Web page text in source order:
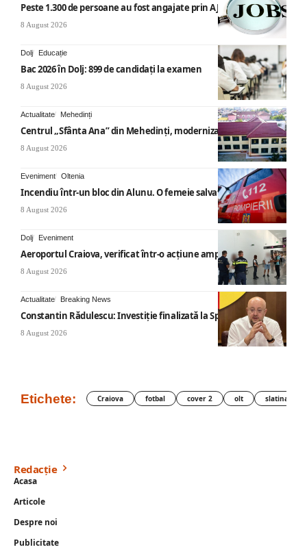
Peste 1.300 de persoane au fost angajate prin AJOFM Mehedinți
8 August 2026
Dolj Educație
Bac 2026 în Dolj: 899 de candidați la examen
8 August 2026
Actualitate Mehedinți
Centrul „Sfânta Ana” din Mehedinți, modernizat
8 August 2026
Eveniment Oltenia
Incendiu într-un bloc din Alunu. O femeie salvată
8 August 2026
Dolj Eveniment
Aeroportul Craiova, verificat într-o acțiune amplă
8 August 2026
Actualitate Breaking News
Constantin Rădulescu: Investiție finalizată la Spitalul Mihăești
8 August 2026
Etichete: Craiova fotbal cover 2 olt slatina
Redacție
Acasa
Articole
Despre noi
Publicitate